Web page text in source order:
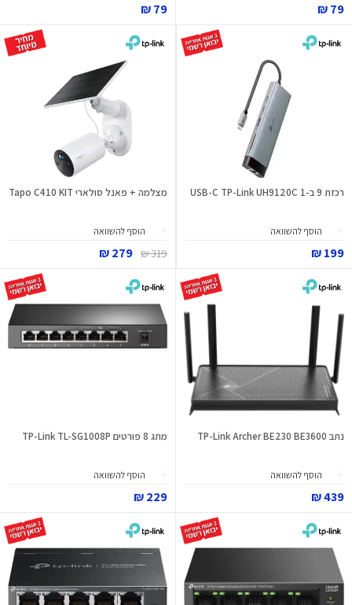
79 ₪
79 ₪
רכזת 9 ב-1 USB-C TP-Link UH9120C
הוסף להשוואה
199 ₪
מצלמה + פאנל סולארי Tapo C410 KIT
הוסף להשוואה
319 ₪
279 ₪
נתב TP-Link Archer BE230 BE3600
הוסף להשוואה
439 ₪
מתג 8 פורטים TP-Link TL-SG1008P
הוסף להשוואה
229 ₪